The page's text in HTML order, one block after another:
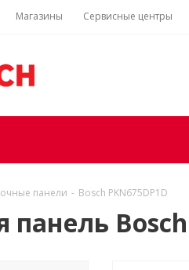
Магазины Сервисные центры
панели - Bosch PKN675DP1D
панель